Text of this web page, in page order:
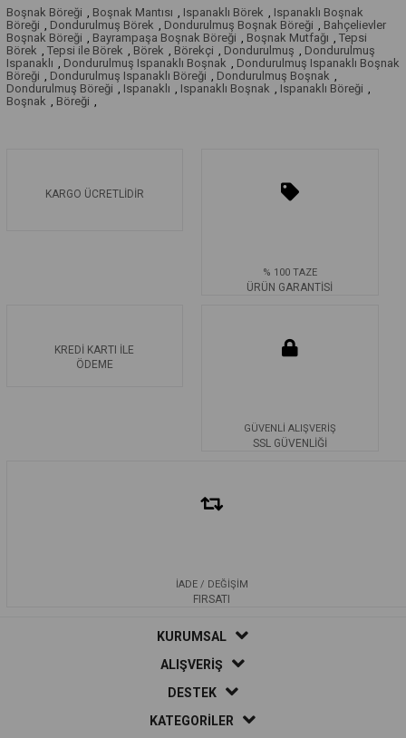
Boşnak Böreği , Boşnak Mantısı , Ispanaklı Börek , Ispanaklı Boşnak
Böreği , Dondurulmuş Börek , Dondurulmuş Boşnak Böreği , Bahçelievler
Boşnak Böreği , Bayrampaşa Boşnak Böreği , Boşnak Mutfağı , Tepsi
Börek , Tepsi ile Börek , Börek , Börekçi , Dondurulmuş , Dondurulmuş
Ispanaklı , Dondurulmuş Ispanaklı Boşnak , Dondurulmuş Ispanaklı Boşnak
Böreği , Dondurulmuş Ispanaklı Böreği , Dondurulmuş Boşnak ,
Dondurulmuş Böreği , Ispanaklı , Ispanaklı Boşnak , Ispanaklı Böreği ,
Boşnak , Böreği ,
KARGO ÜCRETLİDİR
% 100 TAZE
ÜRÜN GARANTİSİ
KREDİ KARTI İLE
ÖDEME
GÜVENLİ ALIŞVERİŞ
SSL GÜVENLİĞİ
İADE / DEĞİŞİM
FIRSATI
KURUMSAL
ALIŞVERİŞ
DESTEK
KATEGORİLER